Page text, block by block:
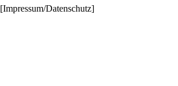
[Impressum/Datenschutz]